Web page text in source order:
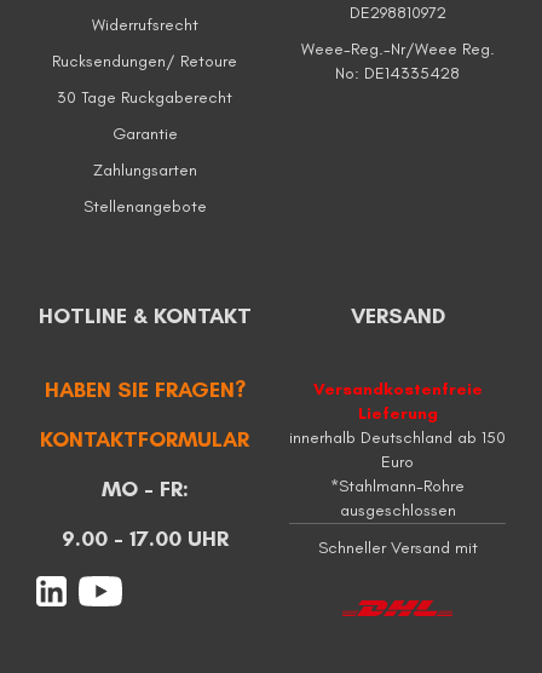
Widerrufsrecht
Rucksendungen/ Retoure
30 Tage Ruckgaberecht
Garantie
Zahlungsarten
Stellenangebote
DE298810972
Weee-Reg.-Nr/Weee Reg.
No: DE14335428
HOTLINE & KONTAKT
HABEN SIE FRAGEN?
KONTAKTFORMULAR
MO - FR:
9.00 - 17.00 UHR
VERSAND
Versandkostenfreie
Lieferung
innerhalb Deutschland ab 150
Euro
*Stahlmann-Rohre
ausgeschlossen
Schneller Versand mit